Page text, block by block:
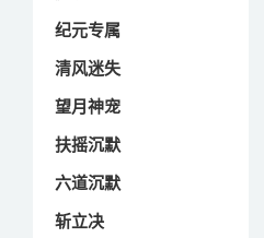
纪元专属
清风迷失
望月神宠
扶摇沉默
六道沉默
斩立决